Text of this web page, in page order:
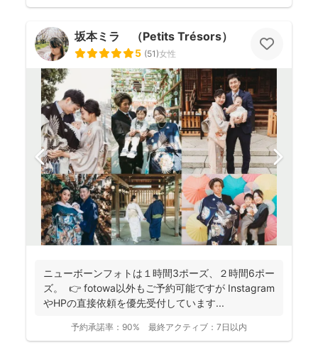
坂本ミラ （Petits Trésors）
5 (51)女性
ニューボーンフォトは１時間3ポーズ、２時間6ポー
ズ。 👉 fotowa以外もご予約可能ですが Instagram
やHPの直接依頼を優先受付しています...
予約承諾率： 90% 最終アクティブ： 7日以内